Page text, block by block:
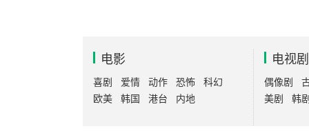
电影
喜剧 爱情 动作 恐怖
科幻
欧美
韩国 港台 内地
电视剧
偶像剧
美剧
韩